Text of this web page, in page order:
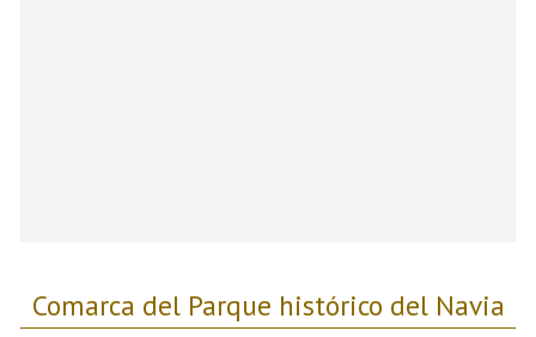
Comarca del Parque histórico del Navia